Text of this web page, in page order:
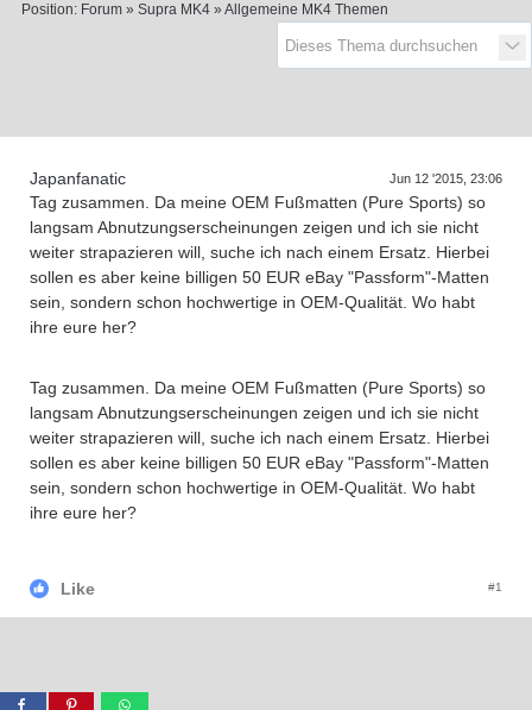
D
a
s
T
r
e
f
f
e
n
d
e
r
G
e
n
e
r
a
t
i
o
n
e
n
Position: Forum » Supra MK4 » Allgemeine MK4 Themen
Japanfanatic Jun 12 '2015, 23:06
Tag zusammen. Da meine OEM Fußmatten (Pure Sports) so
langsam Abnutzungserscheinungen zeigen und ich sie nicht
weiter strapazieren will, suche ich nach einem Ersatz. Hierbei
sollen es aber keine billigen 50 EUR eBay "Passform"-Matten
sein, sondern schon hochwertige in OEM-Qualität. Wo habt
ihre eure her?
Tag zusammen. Da meine OEM Fußmatten (Pure Sports) so
langsam Abnutzungserscheinungen zeigen und ich sie nicht
weiter strapazieren will, suche ich nach einem Ersatz. Hierbei
sollen es aber keine billigen 50 EUR eBay "Passform"-Matten
sein, sondern schon hochwertige in OEM-Qualität. Wo habt
ihre eure her?
Like #1